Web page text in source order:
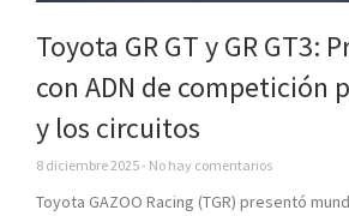
Toyota GR GT y GR GT3:
con ADN de competición
y los circuitos
8 diciembre 2025 No hay comentarios
Toyota GAZOO Racing (TGR) presentó